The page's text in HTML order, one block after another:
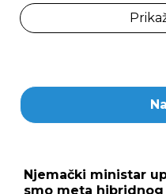
Njemački ministar
smo meta